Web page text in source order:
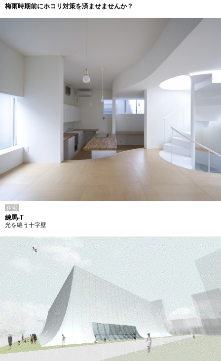
梅雨時期前にホコリ対策を済ませませんか？
住宅
練馬-T
光を纏う十字壁